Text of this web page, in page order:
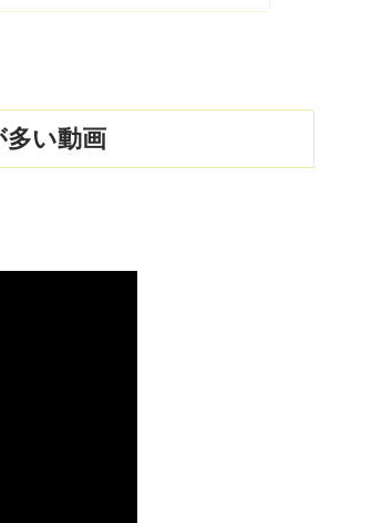
多い動画